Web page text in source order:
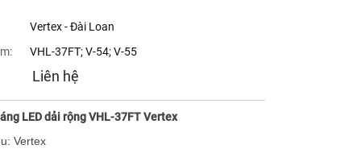
Vertex - Đài Loan
VHL-37FT; V-54; V-55
Liên hệ
LED dải rộng VHL-37FT Vertex
Vertex